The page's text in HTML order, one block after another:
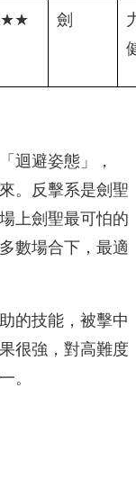
劍
迴避姿態」，
。反擊系是劍聖
上劍聖最可怕的
數場合下，最適
的技能，被擊中
很強，對高難度
。